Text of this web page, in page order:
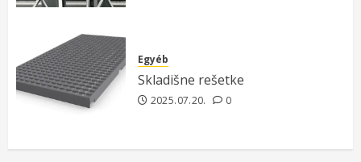
Egyéb
Skladišne rešetke
2025.07.20. 0